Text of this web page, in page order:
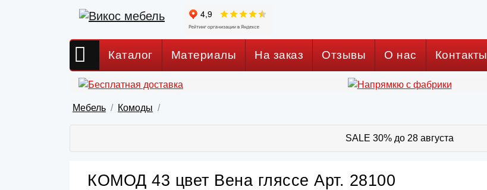
Каталог Материалы На заказ Отзывы О нас Контакты
Мебель Комоды
SALE 30% до 28 августа
КОМОД 43 цвет Вена гляссе Арт. 28100